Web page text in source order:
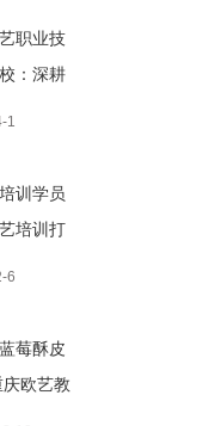
职业技
：深耕
1
训学员
培训打
6
莓酥皮
欧艺教